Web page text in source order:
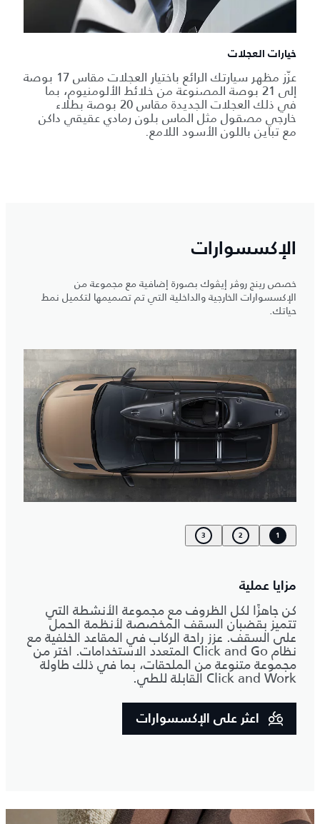
خيارات العجلات
عزّز مظهر سيارتك الرائع باختيار العجلات مقاس 17 بوصة
إلى 21 بوصة المصنوعة من خلائط الألومنيوم، بما
في ذلك العجلات الجديدة مقاس 20 بوصة بطلاء
خارجي مصقول مثل الماس بلون رمادي عقيقي داكن
مع تباين باللون الأسود اللامع.
الإكسسوارات
خصص رينج روڤر إيڤوك بصورة إضافية مع مجموعة من
الإكسسوارات الخارجية والداخلية التي تم تصميمها لتكميل نمط
حياتك.
1
2
3
مزايا عملية
كن جاهزًا لكل الظروف مع مجموعة الأنشطة التي
تتميز بقضبان السقف المخصصة لأنظمة الحمل
على السقف. عزز راحة الركاب في المقاعد الخلفية مع
نظام Click and Go المتعدد الاستخدامات. اختر من
مجموعة متنوعة من الملحقات، بما في ذلك طاولة
Click and Work القابلة للطي.
اعثر على الإكسسوارات